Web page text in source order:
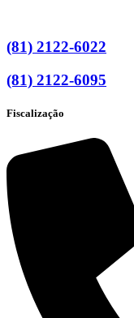
(81) 2122-6022
(81) 2122-6095
Fiscalização